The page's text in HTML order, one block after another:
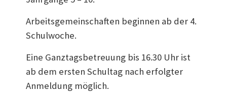
Arbeitsgemeinschaften beginnen ab der 4.
Schulwoche.
Eine Ganztagsbetreuung bis 16.30 Uhr ist
ab dem ersten Schultag nach erfolgter
Anmeldung möglich.